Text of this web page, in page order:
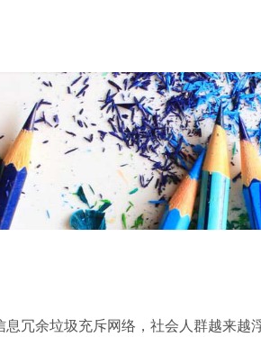
冗余垃圾充斥网络，社会人群越来越